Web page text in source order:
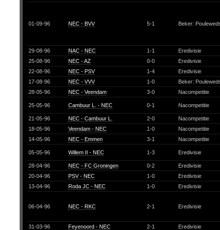
01-09-96 NEC - BVV 5-1 Beker:
29-08-96 NAC - NEC 1-1
Eredivisie
25-08-96
NEC - AZ 0-0
Eredivisie
22-08-96
NEC - PSV 1-4
Eredivisie
17-08-96
NEC - VVV 1-0
Beker:
28-05-96
NEC - Veendam 3-0 Nacompetitie
25-05-96 Cambuur L. - NEC 0-1 Nacompetitie
21-05-96 NEC - Cambuur L. 2-0
Nacompetitie
18-05-96
Veendam - NEC 1-0
Nacompetitie
14-05-96
NEC - Emmen 3-1 Nacompetitie
05-05-96 Willem II - NEC 1-3 Eredivisie
28-04-96 NEC - FC Groningen 0-2
Eredivisie
20-04-96
PSV - NEC 1-0
Eredivisie
13-04-96
Roda JC - NEC 1-0 Eredivisie
06-04-96 NEC - RKC 2-1 Eredivisie
31-03-96 Feyenoord - NEC 2-1
Eredivisie